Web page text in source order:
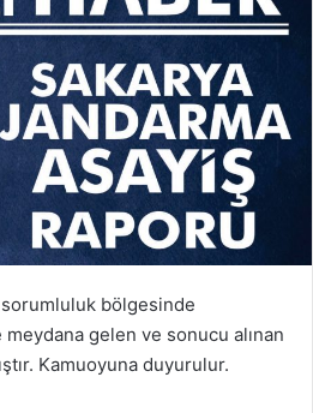
sorumluluk bölgesinde
gelen ve sonucu alınan
Kamuoyuna duyurulur.